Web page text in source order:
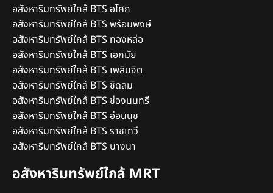
อสังหาริมทรัพย์ใกล้ BTS อโศก
อสังหาริมทรัพย์ใกล้ BTS พร้อมพงษ์
อสังหาริมทรัพย์ใกล้ BTS ทองหล่อ
อสังหาริมทรัพย์ใกล้ BTS เอกมัย
อสังหาริมทรัพย์ใกล้ BTS เพลินจิต
อสังหาริมทรัพย์ใกล้ BTS ชิดลม
อสังหาริมทรัพย์ใกล้ BTS ช่องนนทรี
อสังหาริมทรัพย์ใกล้ BTS อ่อนนุช
อสังหาริมทรัพย์ใกล้ BTS ราชเทวี
อสังหาริมทรัพย์ใกล้ BTS บางนา
อสังหาริมทรัพย์ใกล้ MRT